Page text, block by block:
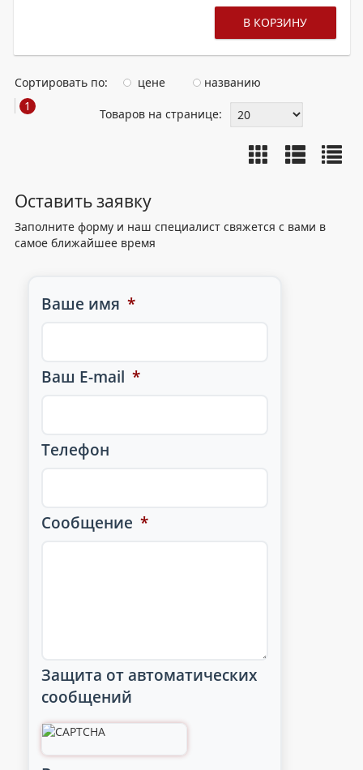
В КОРЗИНУ
Сортировать по: цене
названию
1
Товаров на странице:
Оставить заявку
Заполните форму и наш специалист свяжется с вами в
самое ближайшее время
Ваше имя *
Ваш E-mail *
Телефон
Сообщение *
Защита от автоматических
сообщений